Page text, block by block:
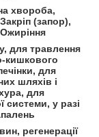
хвороба,
(запор),
для травлення
кишкового
для
шляхів і
для
системи, у разі
регенерації